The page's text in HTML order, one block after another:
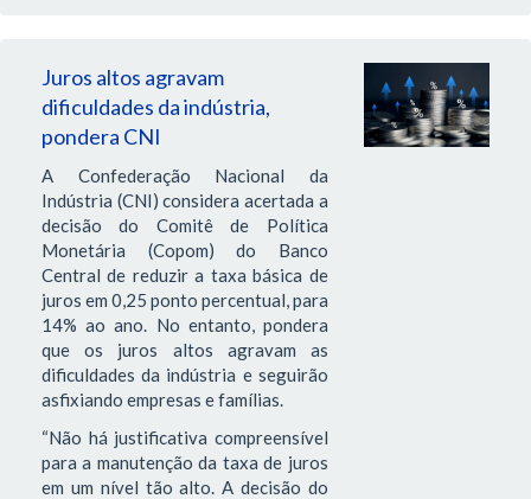
Juros altos agravam
dificuldades da indústria,
pondera CNI
A Confederação Nacional da
Indústria (CNI) considera acertada a
decisão do Comitê de Política
Monetária (Copom) do Banco
Central de reduzir a taxa básica de
juros em 0,25 ponto percentual, para
14% ao ano. No entanto, pondera
que os juros altos agravam as
dificuldades da indústria e seguirão
asfixiando empresas e famílias.
“Não há justificativa compreensível
para a manutenção da taxa de juros
em um nível tão alto. A decisão do